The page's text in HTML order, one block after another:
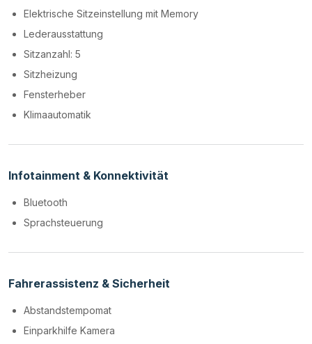
Elektrische Sitzeinstellung mit Memory
Lederausstattung
Sitzanzahl: 5
Sitzheizung
Fensterheber
Klimaautomatik
Infotainment & Konnektivität
Bluetooth
Sprachsteuerung
Fahrerassistenz & Sicherheit
Abstandstempomat
Einparkhilfe Kamera